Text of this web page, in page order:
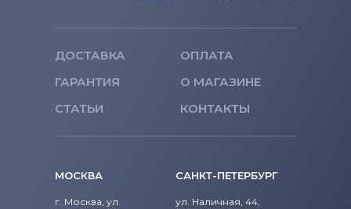
Nokia
Аккумуляторы для смартфоновLG
ДОСТАВКА
ОПЛАТА
ГАРАНТИЯ
О МАГАЗИНЕ
СТАТЬИ
КОНТАКТЫ
МОСКВА
г. Москва, ул.
САНКТ-ПЕТЕРБУРГ
ул. Наличная, 44,